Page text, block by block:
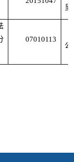
呈
07010113
公